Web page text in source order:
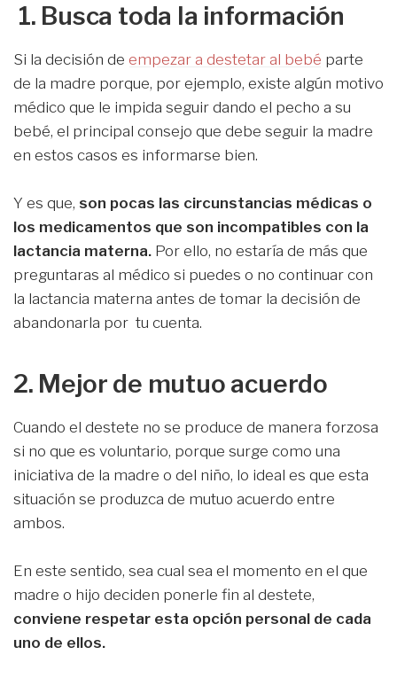
1. Busca toda la información
Si la decisión de empezar a destetar al bebé parte
de la madre porque, por ejemplo, existe algún motivo
médico que le impida seguir dando el pecho a su
bebé, el principal consejo que debe seguir la madre
en estos casos es informarse bien.
Y es que, son pocas las circunstancias médicas o
los medicamentos que son incompatibles con la
lactancia materna. Por ello, no estaría de más que
preguntaras al médico si puedes o no continuar con
la lactancia materna antes de tomar la decisión de
abandonarla por tu cuenta.
2. Mejor de mutuo acuerdo
Cuando el destete no se produce de manera forzosa
si no que es voluntario, porque surge como una
iniciativa de la madre o del niño, lo ideal es que esta
situación se produzca de mutuo acuerdo entre
ambos.
En este sentido, sea cual sea el momento en el que
madre o hijo deciden ponerle fin al destete,
conviene respetar esta opción personal de cada
uno de ellos.